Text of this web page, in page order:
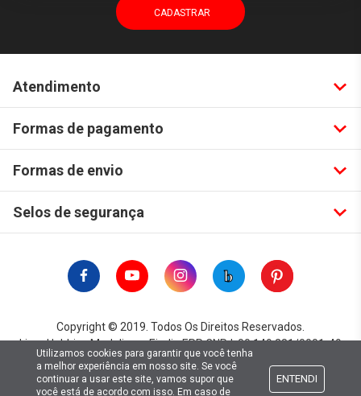
Atendimento
Formas de pagamento
Formas de envio
Selos de segurança
Copyright © 2019. Todos Os Direitos Reservados.
Lima Hobbies Modelismo Eireli - EPP CNPJ: 00.149.281/0001-49
Utilizamos cookies para garantir que você tenha
a melhor experiência em nosso site. Se você
continuar a usar este site, vamos supor que
você está de acordo com isso. Em caso de
ENTENDI